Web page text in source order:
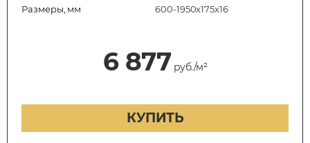
Размеры, мм
600-1950x175x16
6 877 руб./м²
КУПИТЬ